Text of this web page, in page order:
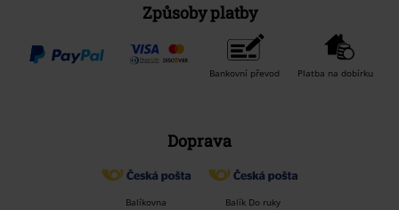
Způsoby platby
Bankovní převod Platba na dobírku
Doprava
Balíkovna Balík Do ruky